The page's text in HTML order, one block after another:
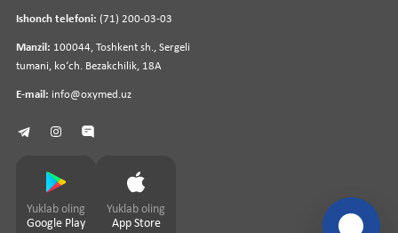
Ishonch telefoni: (71) 200-03-03
Manzil: 100044, Toshkent sh., Sergeli
tumani, koʻch. Bezakchilik, 18A
E-mail: info@oxymed.uz
Yuklab oling
Google Play
Yuklab oling
App Store